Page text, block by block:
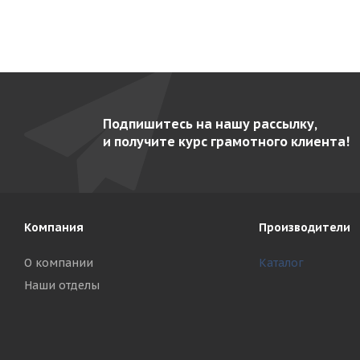
Подпишитесь на нашу рассылку,
и получите курс грамотного клиента!
Компания
О компании
Наши отделы
Производители
Каталог